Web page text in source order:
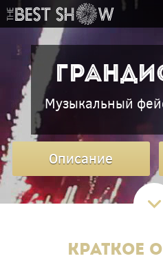
Музыкальный
Описание
Краткое